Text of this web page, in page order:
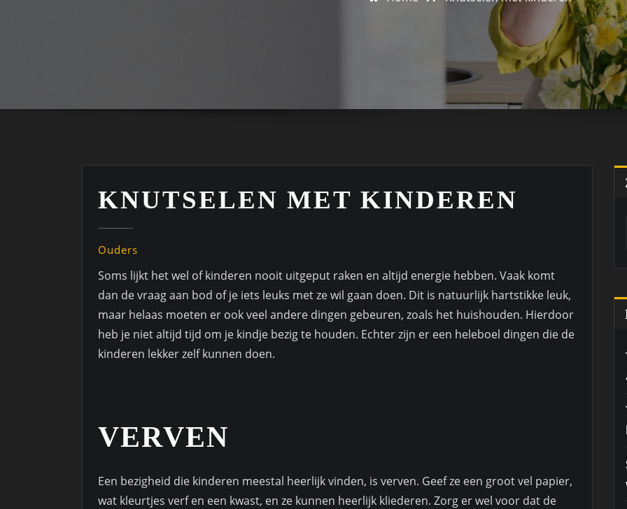
KNUTSELEN MET KINDEREN
Ouders
Soms lijkt het wel of kinderen nooit uitgeput raken en altijd energie hebben. Vaak komt
dan de vraag aan bod of je iets leuks met ze wil gaan doen. Dit is natuurlijk hartstikke leuk,
maar helaas moeten er ook veel andere dingen gebeuren, zoals het huishouden. Hierdoor
heb je niet altijd tijd om je kindje bezig te houden. Echter zijn er een heleboel dingen die de
kinderen lekker zelf kunnen doen.
VERVEN
Een bezigheid die kinderen meestal heerlijk vinden, is verven. Geef ze een groot vel papier,
wat kleurtjes verf en een kwast, en ze kunnen heerlijk kliederen. Zorg er wel voor dat de